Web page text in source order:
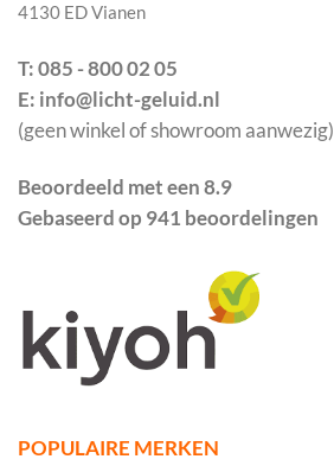
POPULAIRE MERKEN
4130 ED Vianen
T: 085 - 800 02 05
E: info@licht-geluid.nl
(geen winkel of showroom aanwezig)
Beoordeeld met een 8.9
Gebaseerd op 941 beoordelingen